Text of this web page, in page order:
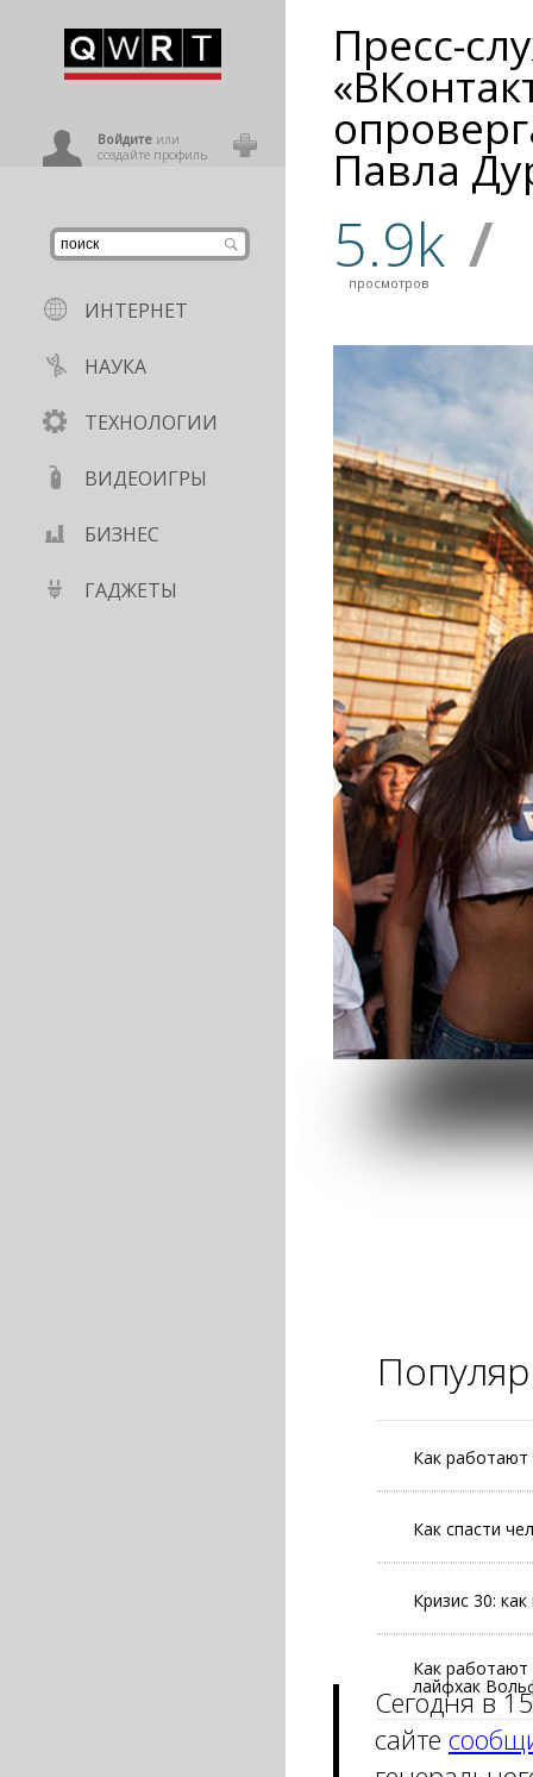
Войдитеили
создайте профиль
ИНТЕРНЕТ
НАУКА
ТЕХНОЛОГИИ
ВИДЕОИГРЫ
БИЗНЕС
ГАДЖЕТЫ
Пресс-
Павла
5.9k
просмотров /
Как работают
Как спасти
Кризис 30:
Как работают
лайфхак
Сегодня в
сайте